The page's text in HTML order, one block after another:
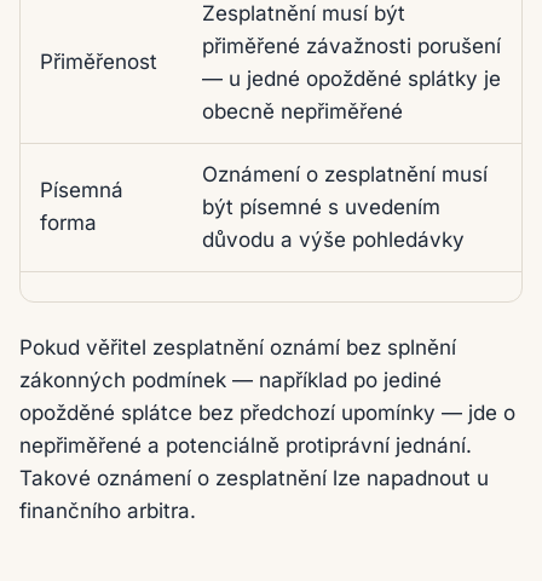
Přiměřenost
Zesplatnění musí být
přiměřené závažnosti porušení
— u jedné opožděné splátky je
obecně nepřiměřené
Písemná
forma
Oznámení o zesplatnění musí
být písemné s uvedením
důvodu a výše pohledávky
Pokud věřitel zesplatnění oznámí bez splnění
zákonných podmínek — například po jediné
opožděné splátce bez předchozí upomínky — jde o
nepřiměřené a potenciálně protiprávní jednání.
Takové oznámení o zesplatnění lze napadnout u
finančního arbitra.